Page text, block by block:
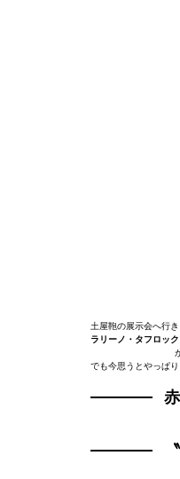
土屋鞄の展示会へ行
ラリーノ・タフロック
でも今思うとやっぱ